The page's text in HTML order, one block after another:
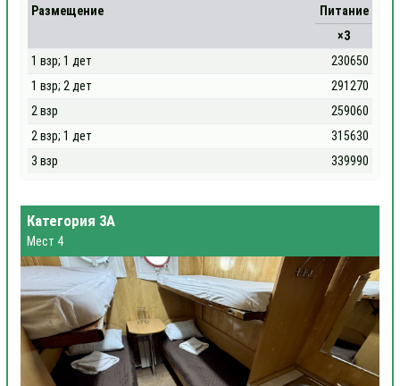
Размещение
Питание
×3
1 взр; 1 дет
230650
1 взр; 2 дет
291270
2 взр
259060
2 взр; 1 дет
315630
3 взр
339990
Категория 3А
Мест 4